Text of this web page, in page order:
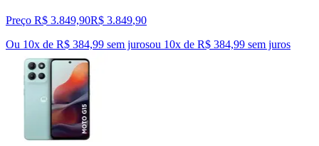
Preço R$ 3.849,90R$ 3.849,90
Ou 10x de R$ 384,99 sem jurosou 10x de R$ 384,99 sem juros